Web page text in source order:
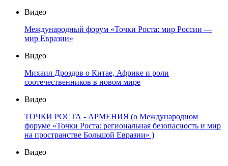
Видео
Международный форум «Точки Роста: мир России —
мир Евразии»
Видео
Михаил Дроздов о Китае, Африке и роли
соотечественников в новом мире
Видео
ТОЧКИ РОСТА - АРМЕНИЯ (о Международном
форуме «Точки Роста: региональная безопасность и мир
на пространстве Большой Евразии» )
Видео